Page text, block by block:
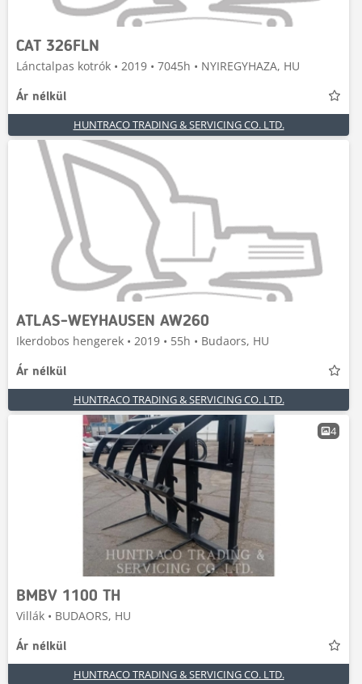
CAT 326FLN
Lánctalpas kotrók • 2019 • 7045h • NYIREGYHAZA, HU
Ár nélkül
HUNTRACO TRADING & SERVICING CO. LTD.
ATLAS-WEYHAUSEN AW260
Ikerdobos hengerek • 2019 • 55h • Budaors, HU
Ár nélkül
HUNTRACO TRADING & SERVICING CO. LTD.
4
BMBV 1100 TH
Villák • BUDAORS, HU
Ár nélkül
HUNTRACO TRADING & SERVICING CO. LTD.